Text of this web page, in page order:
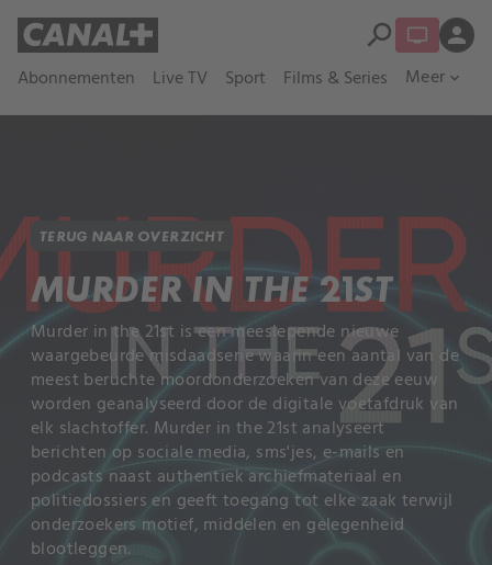
Abonnementen Live TV Sport Films & Series Meer expand_more
search person
TERUG NAAR OVERZICHT
MURDER IN THE 21ST
Murder in the 21st is een meeslepende nieuwe
waargebeurde misdaadserie waarin een aantal van de
meest beruchte moordonderzoeken van deze eeuw
worden geanalyseerd door de digitale voetafdruk van
elk slachtoffer. Murder in the 21st analyseert
berichten op sociale media, sms'jes, e-mails en
podcasts naast authentiek archiefmateriaal en
politiedossiers en geeft toegang tot elke zaak terwijl
onderzoekers motief, middelen en gelegenheid
blootleggen.